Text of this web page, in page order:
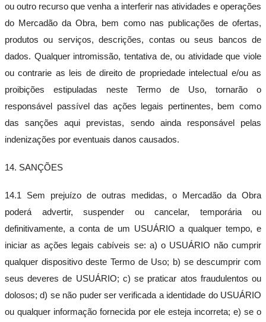
ou outro recurso que venha a interferir nas atividades e operações
do Mercadão da Obra, bem como nas publicações de ofertas,
produtos ou serviços, descrições, contas ou seus bancos de
dados. Qualquer intromissão, tentativa de, ou atividade que viole
ou contrarie as leis de direito de propriedade intelectual e/ou as
proibições estipuladas neste Termo de Uso, tornarão o
responsável passível das ações legais pertinentes, bem como
das sanções aqui previstas, sendo ainda responsável pelas
indenizações por eventuais danos causados.
14. SANÇÕES
14.1 Sem prejuízo de outras medidas, o Mercadão da Obra
poderá advertir, suspender ou cancelar, temporária ou
definitivamente, a conta de um USUÁRIO a qualquer tempo, e
iniciar as ações legais cabíveis se: a) o USUÁRIO não cumprir
qualquer dispositivo deste Termo de Uso; b) se descumprir com
seus deveres de USUÁRIO; c) se praticar atos fraudulentos ou
dolosos; d) se não puder ser verificada a identidade do USUÁRIO
ou qualquer informação fornecida por ele esteja incorreta; e) se o